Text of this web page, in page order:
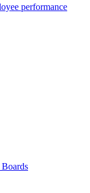
performance